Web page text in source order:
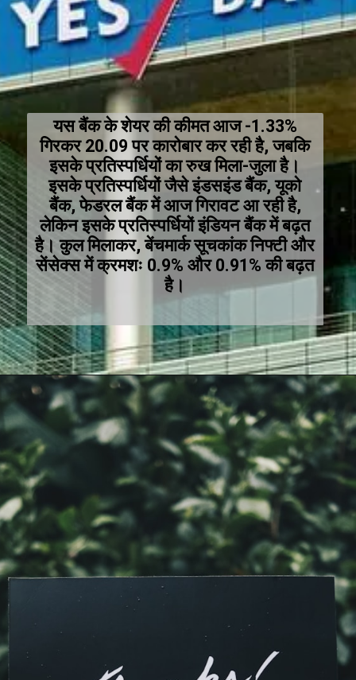
यस बैंक के शेयर की कीमत आज -1.33%
गिरकर ₹20.09 पर कारोबार कर रही है, जबकि
इसके प्रतिस्पर्धियों का रुख मिला-जुला है।
इसके प्रतिस्पर्धियों जैसे इंडसइंड बैंक, यूको
बैंक, फेडरल बैंक में आज गिरावट आ रही है,
लेकिन इसके प्रतिस्पर्धियों इंडियन बैंक में बढ़त
है। कुल मिलाकर, बेंचमार्क सूचकांक निफ्टी और
सेंसेक्स में क्रमशः 0.9% और 0.91% की बढ़त
है।